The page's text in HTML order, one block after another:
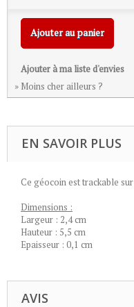
Ajouter au panier
Ajouter à ma liste d'envies
» Moins cher ailleurs ?
EN SAVOIR PLUS
Ce géocoin est trackable sur
Dimensions :
Largeur : 2,4 cm
Hauteur : 5,5 cm
Epaisseur : 0,1 cm
AVIS